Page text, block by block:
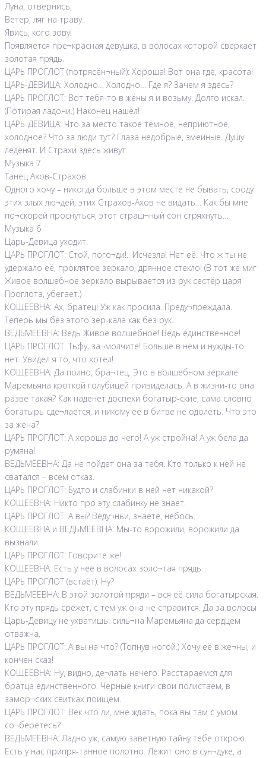
Луна, отвернись,
Ветер, ляг на траву.
Явись, кого зову!
Появляется пре¬красная девушка, в волосах которой сверкает
золотая прядь.
ЦАРЬ ПРОГЛОТ (потрясён¬ный): Хороша! Вот она где, красота!
ЦАРЬ-ДЕВИЦА: Холодно… Холодно… Где я? Зачем я здесь?
ЦАРЬ ПРОГЛОТ: Вот тебя-то в жёны я и возьму. Долго искал.
(Потирая ладони.) Наконец нашёл!
ЦАРЬ-ДЕВИЦА: Что за место такое тёмное, неприютное,
холодное? Что за люди тут? Глаза недобрые, змеиные. Душу
леденят. И Страхи здесь живут.
Музыка 7
Танец Ахов-Страхов.
Одного хочу – никогда больше в этом месте не бывать, сроду
этих злых лю¬дей, этих Страхов-Ахов не видать… Как бы мне
по¬скорей проснуться, этот страш¬ный сон стряхнуть…
Музыка 6
Царь-Девица уходит.
ЦАРЬ ПРОГЛОТ: Стой, пого¬ди!.. Исчезла! Нет её. Что ж ты не
удержало её, проклятое зеркало, дрянное стекло! (В тот же миг
Живое волшебное зеркало вырывается из рук сестёр царя
Проглота, убегает.)
КОЩЕЕВНА: Ах, братец! Уж как просила. Преду¬преждала.
Теперь мы без этого зер-кала как без рук.
ВЕДЬМЕЕВНА: Ведь Живое волшебное! Ведь единственное!
ЦАРЬ ПРОГЛОТ: Тьфу, за¬молчите! Больше в нём и нужды-то
нет. Увидел я то, что хотел!
КОЩЕЕВНА: Да полно, бра¬тец. Это в волшебном зеркале
Маремьяна кроткой голубицей привиделась. А в жизни-то она
разве такая? Как наденет доспехи богатыр-ские, сама словно
богатырь сде¬лается, и никому её в битве не одолеть. Что это
за жена?
ЦАРЬ ПРОГЛОТ: А хороша до чего! А уж стройна! А уж бела да
румяна!
ВЕДЬМЕЕВНА: Да не пойдет она за тебя. Кто только к ней не
сватался – всем отказ.
ЦАРЬ ПРОГЛОТ: Будто и слабинки в ней нет никакой?
КОЩЕЕВНА: Никто про эту слабинку не знает.
ЦАРЬ ПРОГЛОТ: А вы? Веду¬ньи, знаете, небось.
КОЩЕЕВНА и ВЕДЬМЕЕВНА: Мы-то ворожили, ворожили да
вызнали.
ЦАРЬ ПРОГЛОТ: Говорите же!
КОЩЕЕВНА: Есть у неё в волосах золо¬тая прядь.
ЦАРЬ ПРОГЛОТ (встаёт): Ну?
ВЕДЬМЕЕВНА: В этой золотой пряди – вся её сила богатырская.
Кто эту прядь срежет, с тем уж она не справится. Да за волосы
Царь-Девицу не ухватишь: силь¬на Маремьяна да сердцем
отважна.
ЦАРЬ ПРОГЛОТ: А вы на что? (Топнув ногой.) Хочу её в же¬ны, и
кончен сказ!
КОЩЕЕВНА: Ну, видно, де¬лать нечего. Расстараемся для
братца единственного. Чёрные книги свои полистаем, в
замор¬ских свитках поищем.
ЦАРЬ ПРОГЛОТ: Век что ли, мне ждать, пока вы там с умом
со¬берётесь?
ВЕДЬМЕЕВНА: Ладно уж, самую заветную тайну тебе открою.
Есть у нас припря-танное полотно. Лежит оно в сун¬дуке, а